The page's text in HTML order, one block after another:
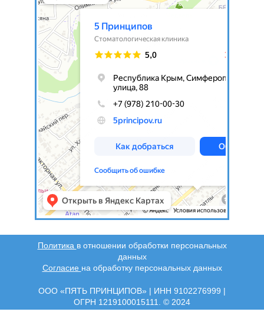
Политика в отношении обработки персональных
данных
Согласие на обработку персональных данных
ООО «ПЯТЬ ПРИНЦИПОВ» | ИНН 9102276999 |
ОГРН 1219100015111. © 2024